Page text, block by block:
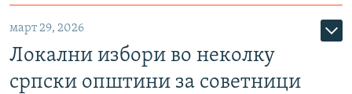
март 29, 2026
Локални избори во неколку
српски општини за советници